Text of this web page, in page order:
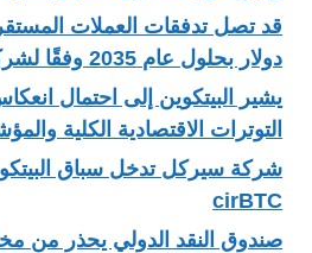
دولار بحلول عام 2035 وفقًا لشركة Chainalysis
يشير البيتكوين إلى احتمال
التوترات الاقتصادية الكلية
شركة سيركل تدخل سباق
cirBTC
صندوق النقد الدولي يحذر من